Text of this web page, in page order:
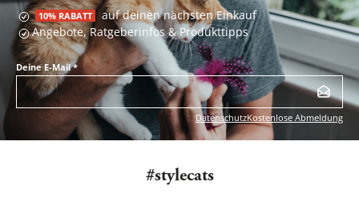
10% RABATT auf deinen nächsten Einkauf
Angebote, Ratgeberinfos & Produkttipps
Deine E-Mail*
DatenschutzKostenlose Abmeldung
#stylecats